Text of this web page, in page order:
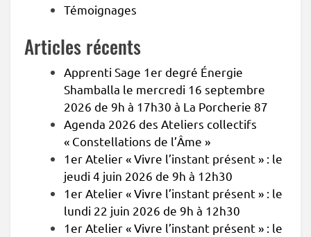
Témoignages
Articles récents
Apprenti Sage 1er degré Énergie
Shamballa le mercredi 16 septembre
2026 de 9h à 17h30 à La Porcherie 87
Agenda 2026 des Ateliers collectifs
« Constellations de l’Âme »
1er Atelier « Vivre l’instant présent » : le
jeudi 4 juin 2026 de 9h à 12h30
1er Atelier « Vivre l’instant présent » : le
lundi 22 juin 2026 de 9h à 12h30
1er Atelier « Vivre l’instant présent » : le